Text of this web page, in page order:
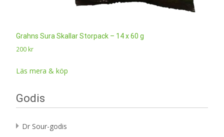
Grahns Sura Skallar Storpack – 14 x 60 g
200 kr
Läs mera & köp
Godis
Dr Sour-godis